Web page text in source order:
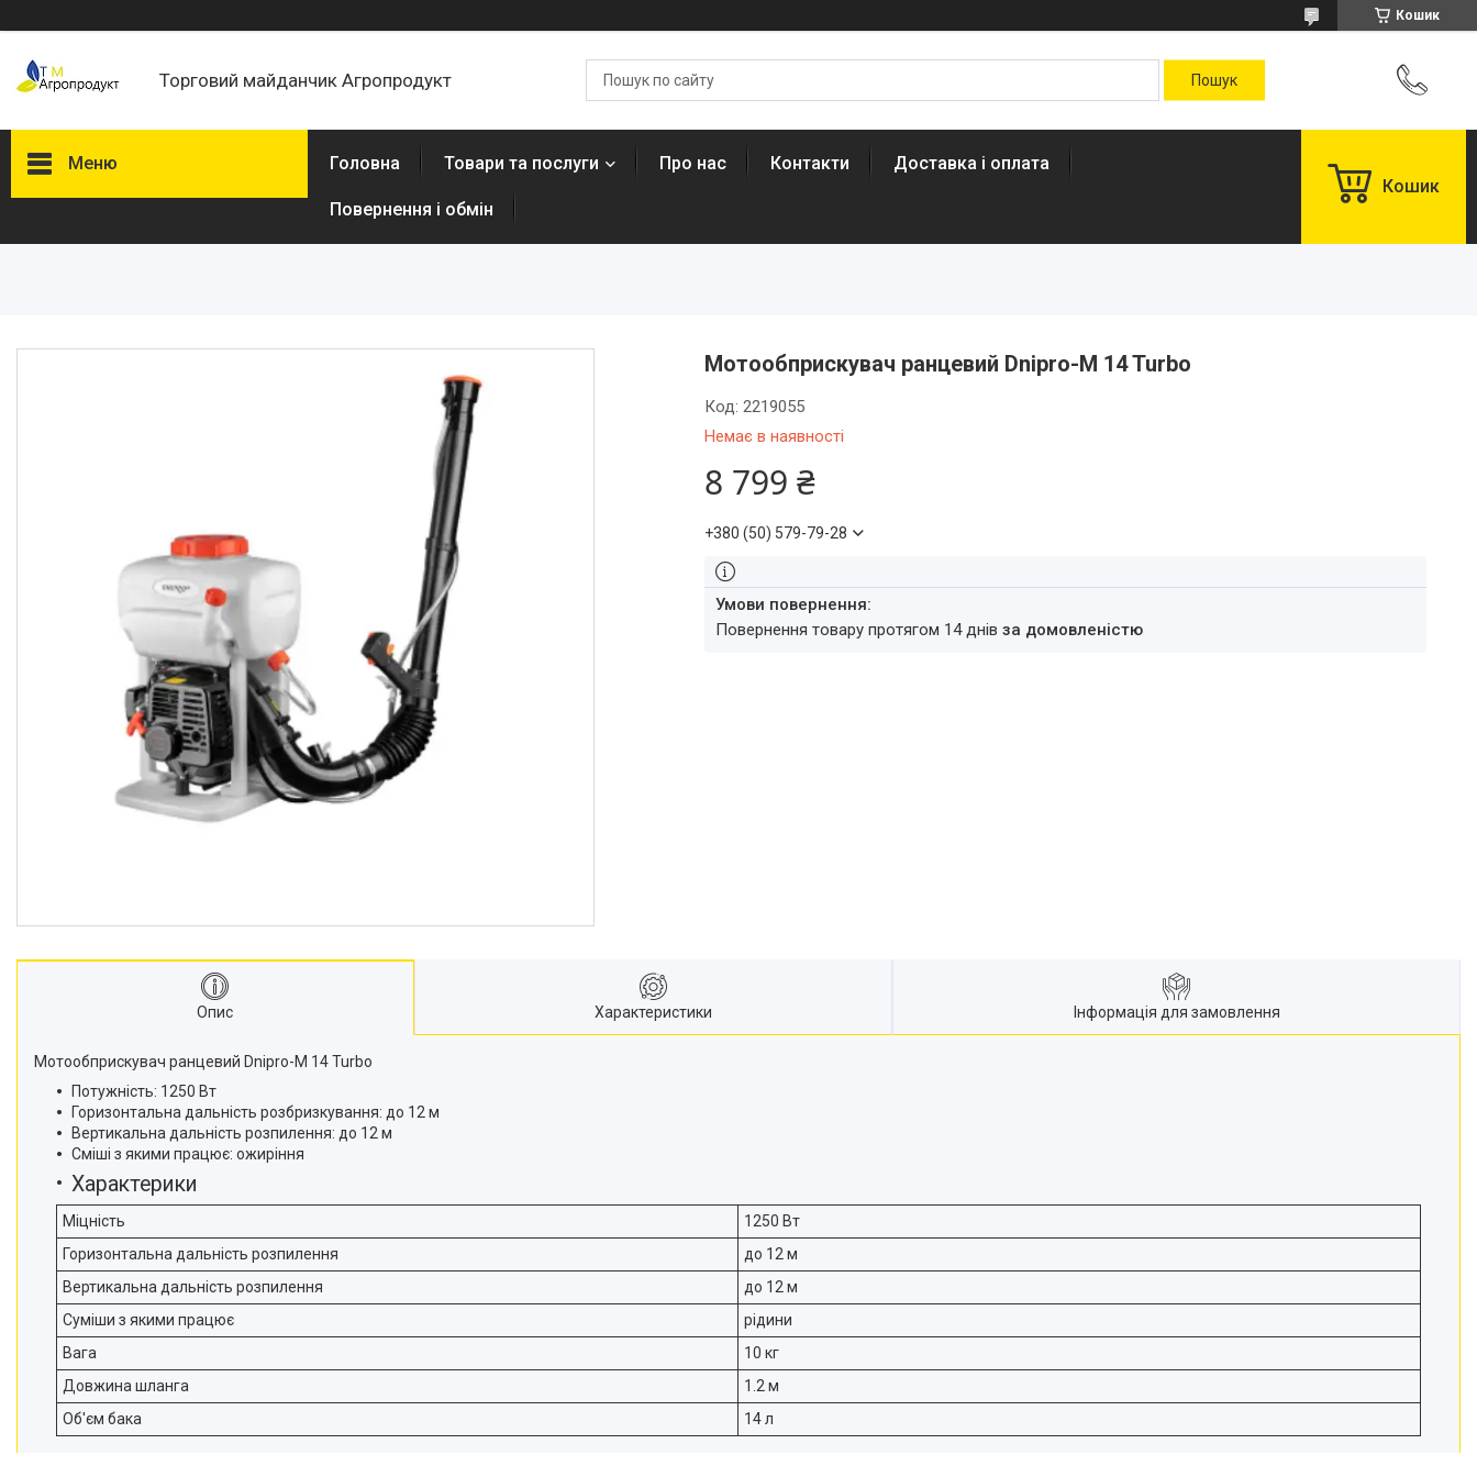
Кошик
Торговий майданчик Агропродукт
Меню Головна Товари та послуги Про нас Контакти Доставка і оплата
Повернення і обмін
Кошик
Мотообприскувач ранцевий Dnipro-M 14 Turbo
Немає в наявності
Код:2219055
8 799 ₴
+380 (50) 579-79-28
повернення товару протягом 14 днівза домовленістю
Опис Характеристики Інформація для замовлення
Мотообприскувач ранцевий Dnipro-M 14 Turbo
Потужність: 1250 Вт
Горизонтальна дальність розбризкування: до 12 м
Вертикальна дальність розпилення: до 12 м
Сміші з якими працює: ожиріння
Характерики
Міцність
1250 Вт
Горизонтальна дальність розпилення
до 12 м
Вертикальна дальність розпилення
до 12 м
Суміши з якими працює
рідини
Вага
10 кг
Довжина шланга
1.2 м
Об'єм бака
14 л